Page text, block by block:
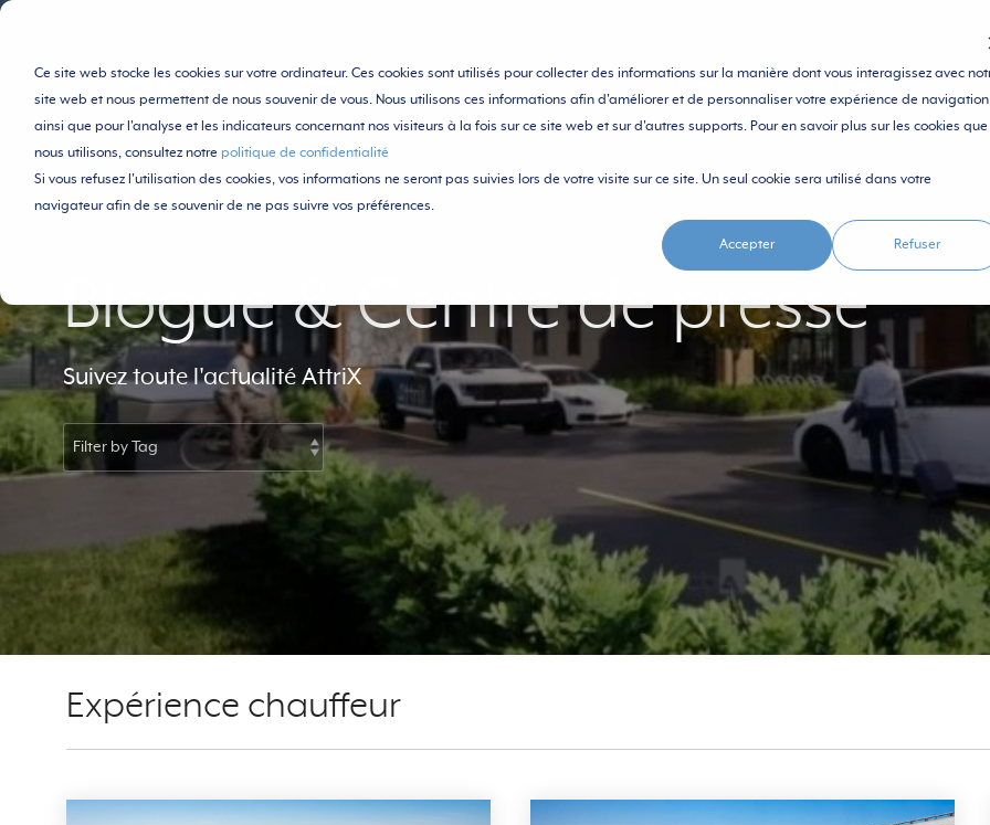
Ce site web stocke les cookies sur votre ordinateur. Ces cookies sont utilisés pour collecter des informations sur la manière dont vous interagissez avec
site web et nous permettent de nous souvenir de vous. Nous utilisons ces informations afin d'améliorer et de personnaliser votre expérience de
ainsi que pour l'analyse et les indicateurs concernant nos visiteurs à la fois sur ce site web et sur d'autres supports. Pour en savoir plus sur les cookies que
nous utilisons, consultez notre politique de confidentialité
Si vous refusez l'utilisation des cookies, vos informations ne seront pas suivies lors de votre visite sur ce site. Un seul cookie sera utilisé dans votre
navigateur afin de se souvenir de ne pas suivre vos préférences.
Accepter Refuser
Blogue & Centre de presse
Suivez toute l'actualité AttriX
Expérience chauffeur